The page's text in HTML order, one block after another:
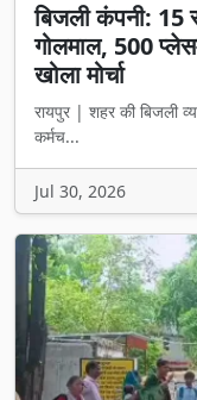
बिजली कंपनी: 15
गोलमाल, 500
खोला मोर्चा
रायपुर | शहर की बिजली
कर्मच...
Jul 30, 2026